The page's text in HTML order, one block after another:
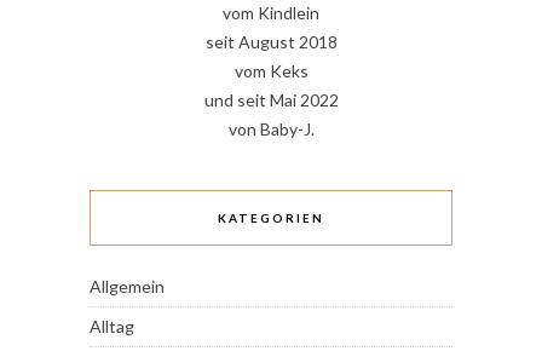
vom Kindlein
seit August 2018
vom Keks
und seit Mai 2022
von Baby-J.
KATEGORIEN
Allgemein
Alltag